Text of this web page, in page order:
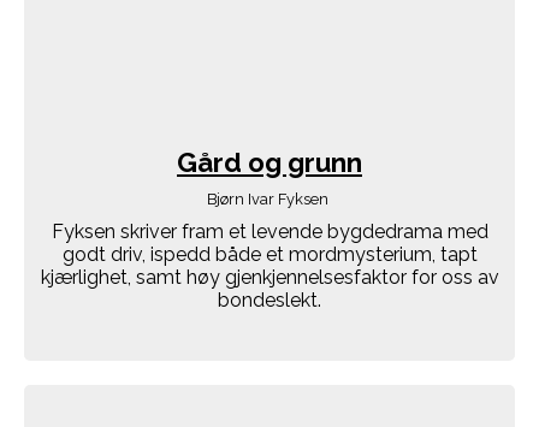
Gård og grunn
Bjørn Ivar Fyksen
Fyksen skriver fram et levende bygdedrama med
godt driv, ispedd både et mordmysterium, tapt
kjærlighet, samt høy gjenkjennelsesfaktor for oss av
bondeslekt.